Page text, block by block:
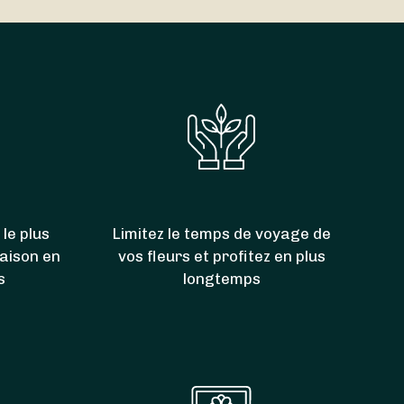
Romain-en-Jarez,Tartaras,Dargoireet
plus
en
Limitez le temps de voyage de
vos fleurs et profitez en plus
longtemps